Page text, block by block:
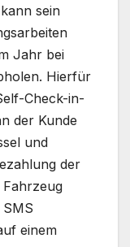
sein
Jahr bei
Hierfür
Check-in-
der Kunde
und
der
einem